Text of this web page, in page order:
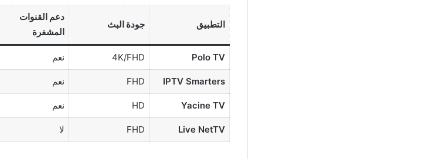
التطبيق جودة البث
دعم القنوات
المشفرة
Polo TV
4K/FHD نعم
IPTV Smarters
FHD نعم
Yacine TV
HD نعم
Live NetTV
FHD لا